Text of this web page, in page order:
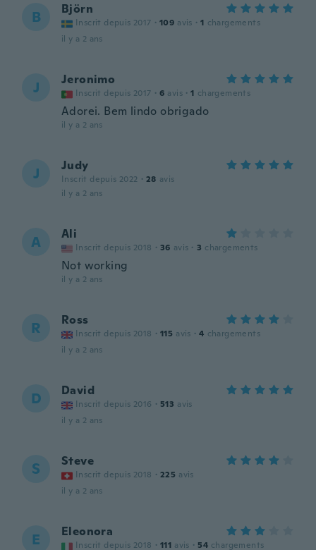
B Björn
Inscrit depuis 2017 · 109 avis · 1 chargements
il y a 2 ans
J Jeronimo
Inscrit depuis 2017 · 6 avis · 1 chargements
Adorei. Bem lindo obrigado
il y a 2 ans
J Judy
Inscrit depuis 2022 · 28 avis
il y a 2 ans
A Ali
Inscrit depuis 2018 · 36 avis · 3 chargements
Not working
il y a 2 ans
R Ross
Inscrit depuis 2018 · 115 avis · 4 chargements
il y a 2 ans
D David
Inscrit depuis 2016 · 513 avis
il y a 2 ans
S Steve
Inscrit depuis 2018 · 225 avis
il y a 2 ans
E Eleonora
Inscrit depuis 2018 · 111 avis · 54 chargements